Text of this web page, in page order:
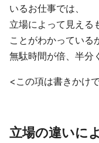
いるお仕事では、
立場によって見える
ことがわかっている
無駄時間が倍、半
<この項は書きかけ
立場の違いに